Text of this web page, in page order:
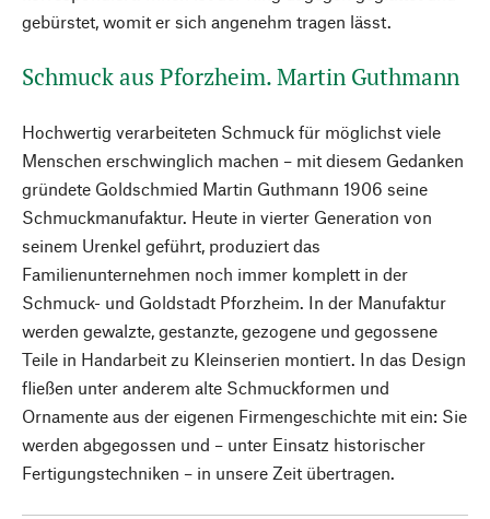
gebürstet, womit er sich angenehm tragen lässt.
Schmuck aus Pforzheim. Martin Guthmann
Hochwertig verarbeiteten Schmuck für möglichst viele
Menschen erschwinglich machen – mit diesem Gedanken
gründete Goldschmied Martin Guthmann 1906 seine
Schmuckmanufaktur. Heute in vierter Generation von
seinem Urenkel geführt, produziert das
Familienunternehmen noch immer komplett in der
Schmuck- und Goldstadt Pforzheim. In der Manufaktur
werden gewalzte, gestanzte, gezogene und gegossene
Teile in Handarbeit zu Kleinserien montiert. In das Design
fließen unter anderem alte Schmuckformen und
Ornamente aus der eigenen Firmengeschichte mit ein: Sie
werden abgegossen und – unter Einsatz historischer
Fertigungstechniken – in unsere Zeit übertragen.